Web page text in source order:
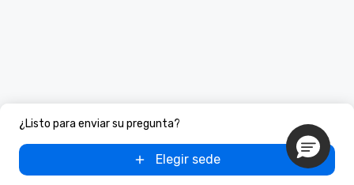
¿Listo para enviar su pregunta?
Elegir sede